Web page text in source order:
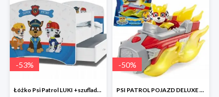
-53%
Łóżko Psi Patrol LUKI +szuflada+materac+grafika -52%
-50%
PSI PATROL POJAZD DELUXE FIGURKA MARSHALL MIGHTY -50%